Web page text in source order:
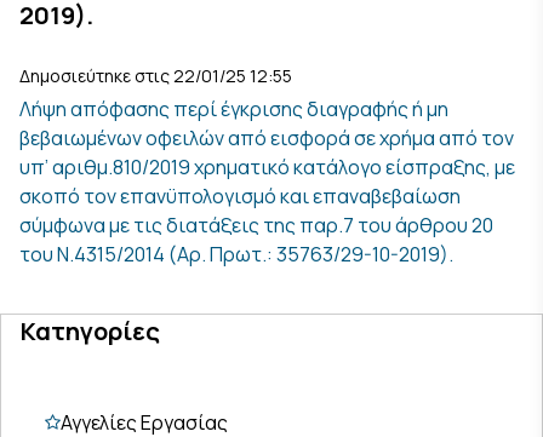
2019).
Δημοσιεύτηκε στις 22/01/25 12:55
Λήψη απόφασης περί έγκρισης διαγραφής ή μη
βεβαιωμένων οφειλών από εισφορά σε χρήμα από τον
υπ’ αριθμ.810/2019 χρηματικό κατάλογο είσπραξης, με
σκοπό τον επανϋπολογισμό και επαναβεβαίωση
σύμφωνα με τις διατάξεις της παρ.7 του άρθρου 20
του Ν.4315/2014 (Αρ. Πρωτ.: 35763/29-10-2019).
Κατηγορίες
Αγγελίες Εργασίας